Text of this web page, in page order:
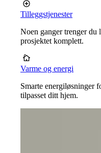
Tilleggstjenester
Noen ganger trenger du
prosjektet komplett.
Varme og energi
Smarte energiløsninger
tilpasset ditt hjem.